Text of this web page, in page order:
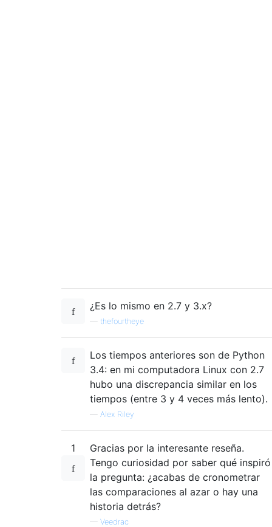
¿Es lo mismo en 2.7 y 3.x?
thefourtheye
Los tiempos anteriores son de Python
3.4: en mi computadora Linux con 2.7
hubo una discrepancia similar en los
tiempos (entre 3 y 4 veces más lento).
— Alex Riley
1
Gracias por la interesante reseña.
Tengo curiosidad por saber qué inspiró
la pregunta: ¿acabas de cronometrar
las comparaciones al azar o hay una
historia detrás?
— Veedrac